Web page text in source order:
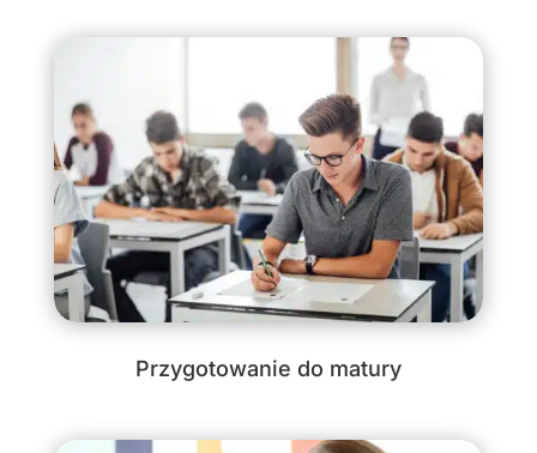
Przygotowanie do matury